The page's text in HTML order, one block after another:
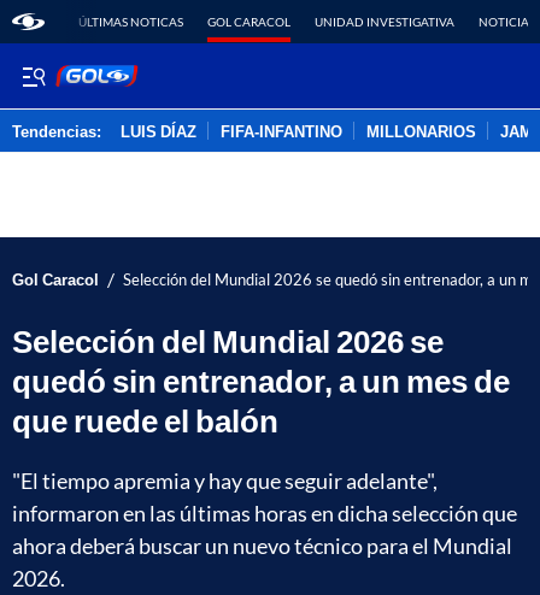
ÚLTIMAS NOTICAS GOL CARACOL UNIDAD INVESTIGATIVA NOTICIAS
Tendencias: LUIS DÍAZ FIFA-INFANTINO MILLONARIOS
Gol Caracol / Selección del Mundial 2026 se quedó sin entrenador, a un
Selección del Mundial 2026 se
quedó sin entrenador, a un mes de
que ruede el balón
"El tiempo apremia y hay que seguir adelante",
informaron en las últimas horas en dicha selección que
ahora deberá buscar un nuevo técnico para el Mundial
2026.